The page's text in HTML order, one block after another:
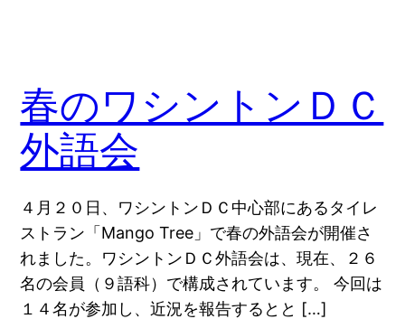
春のワシントンＤＣ
外語会
４月２０日、ワシントンＤＣ中心部にあるタイレ
ストラン「Mango Tree」で春の外語会が開催さ
れました。ワシントンＤＣ外語会は、現在、２６
名の会員（９語科）で構成されています。 今回は
１４名が参加し、近況を報告するとと […]